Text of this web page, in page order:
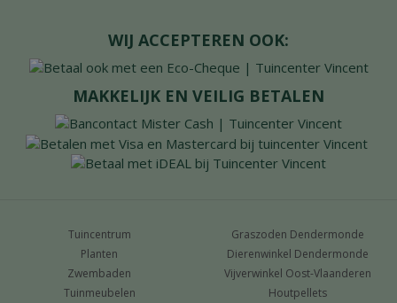
WIJ ACCEPTEREN OOK:
MAKKELIJK EN VEILIG BETALEN
Tuincentrum
Planten
Zwembaden
Tuinmeubelen
Graszoden Dendermonde
Dierenwinkel Dendermonde
Vijverwinkel Oost-Vlaanderen
Houtpellets